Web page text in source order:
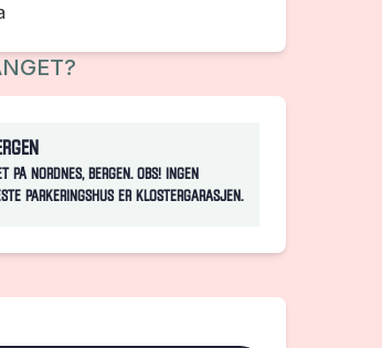
Nordnes, Bergen. OBS! Ingen
parkeringshus er Klostergarasjen.